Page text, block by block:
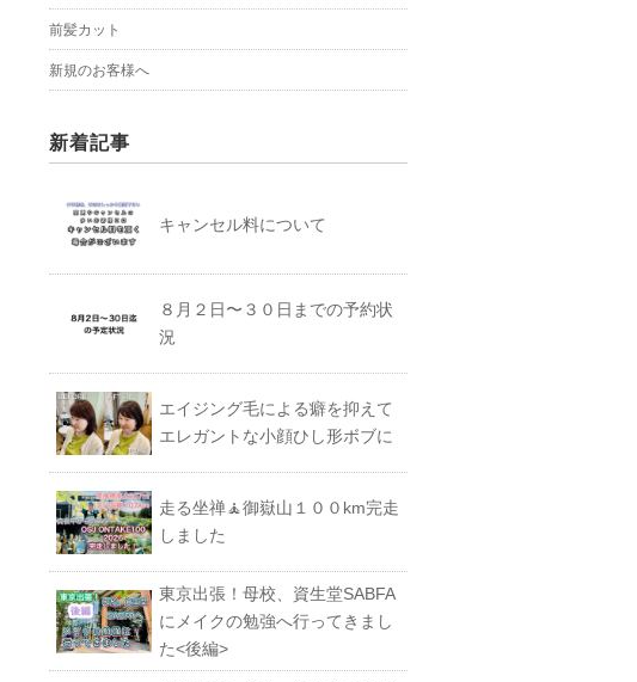
前髪カット
新規のお客様へ
新着記事
キャンセル料について
８月２日〜３０日までの予約状
況
エイジング毛による癖を抑えて
エレガントな小顔ひし形ボブに
走る坐禅🧘御嶽山１００km完走
しました
東京出張！母校、資生堂SABFA
にメイクの勉強へ行ってきまし
た<後編>